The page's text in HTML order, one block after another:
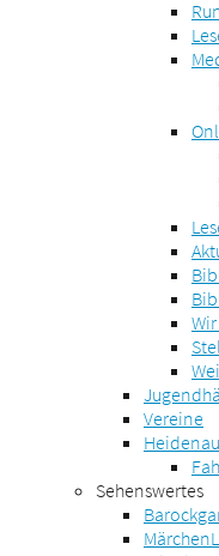
Vereine
Sehenswertes